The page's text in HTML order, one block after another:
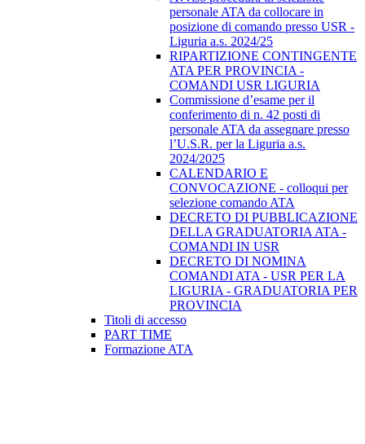
personale ATA da collocare in
posizione di comando presso USR -
Liguria a.s. 2024/25
RIPARTIZIONE CONTINGENTE
ATA PER PROVINCIA -
COMANDI USR LIGURIA
Commissione d’esame per il
conferimento di n. 42 posti di
personale ATA da assegnare presso
l’U.S.R. per la Liguria a.s.
2024/2025
CALENDARIO E
CONVOCAZIONE - colloqui per
selezione comando ATA
DECRETO DI PUBBLICAZIONE
DELLA GRADUATORIA ATA -
COMANDI IN USR
DECRETO DI NOMINA
COMANDI ATA - USR PER LA
LIGURIA - GRADUATORIA PER
PROVINCIA
Titoli di accesso
PART TIME
Formazione ATA